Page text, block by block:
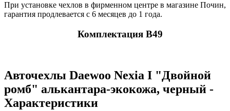
При установке чехлов в фирменном центре в магазине Почин,
гарантия продлевается с 6 месяцев до 1 года.
Комплектация В49
Авточехлы Daewoo Nexia I "Двойной
ромб" алькантара-экокожа, черный -
Характеристики